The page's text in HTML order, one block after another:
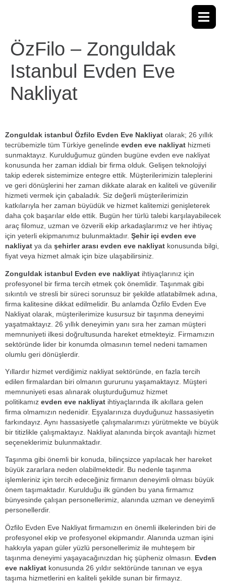
ÖzFilo – Zonguldak
Istanbul Evden Eve
Nakliyat
Zonguldak istanbul Özfilo Evden Eve Nakliyat olarak; 26 yıllık
tecrübemizle tüm Türkiye genelinde evden eve nakliyat hizmeti
sunmaktayız. Kurulduğumuz günden bugüne evden eve nakliyat
konusunda her zaman iddialı bir firma olduk. Gelişen teknolojiyi
takip ederek sistemimize entegre ettik. Müşterilerimizin taleplerini
ve geri dönüşlerini her zaman dikkate alarak en kaliteli ve güvenilir
hizmeti vermek için çabaladık. Siz değerli müşterilerimizin
katkılarıyla her zaman büyüdük ve hizmet kalitemizi genişleterek
daha çok başarılar elde ettik. Bugün her türlü talebi karşılayabilecek
araç filomuz, uzman ve özverili ekip arkadaşlarımız ve her ihtiyaç
için yeterli ekipmanımız bulunmaktadır. Şehir içi evden eve
nakliyat ya da şehirler arası evden eve nakliyat konusunda bilgi,
fiyat veya hizmet almak için bize ulaşabilirsiniz.
Zonguldak istanbul Evden eve nakliyat ihtiyaçlarınız için
profesyonel bir firma tercih etmek çok önemlidir. Taşınmak gibi
sıkıntılı ve stresli bir süreci sorunsuz bir şekilde atlatabilmek adına,
firma kalitesine dikkat edilmelidir. Bu anlamda Özfilo Evden Eve
Nakliyat olarak, müşterilerimize kusursuz bir taşınma deneyimi
yaşatmaktayız. 26 yıllık deneyimin yanı sıra her zaman müşteri
memnuniyeti ilkesi doğrultusunda hareket etmekteyiz. Firmamızın
sektöründe lider bir konumda olmasının temel nedeni tamamen
olumlu geri dönüşlerdir.
Yıllardır hizmet verdiğimiz nakliyat sektöründe, en fazla tercih
edilen firmalardan biri olmanın gururunu yaşamaktayız. Müşteri
memnuniyeti esas alınarak oluşturduğumuz hizmet
politikamız evden eve nakliyat ihtiyaçlarında ilk akıllara gelen
firma olmamızın nedenidir. Eşyalarınıza duyduğunuz hassasiyetin
farkındayız. Aynı hassasiyetle çalışmalarımızı yürütmekte ve büyük
bir titizlikle çalışmaktayız. Nakliyat alanında birçok avantajlı hizmet
seçeneklerimiz bulunmaktadır.
Taşınma gibi önemli bir konuda, bilinçsizce yapılacak her hareket
büyük zararlara neden olabilmektedir. Bu nedenle taşınma
işlemleriniz için tercih edeceğiniz firmanın deneyimli olması büyük
önem taşımaktadır. Kurulduğu ilk günden bu yana firmamız
bünyesinde çalışan personellerimiz, alanında uzman ve deneyimli
personellerdir.
Özfilo Evden Eve Nakliyat firmamızın en önemli ilkelerinden biri de
profesyonel ekip ve profesyonel ekipmandır. Alanında uzman işini
hakkıyla yapan güler yüzlü personellerimiz ile muhteşem bir
taşınma deneyimi yaşayacağınızdan hiç şüpheniz olmasın. Evden
eve nakliyat konusunda 26 yıldır sektöründe tanınan ve eşya
taşıma hizmetlerini en kaliteli şekilde sunan bir firmayız.